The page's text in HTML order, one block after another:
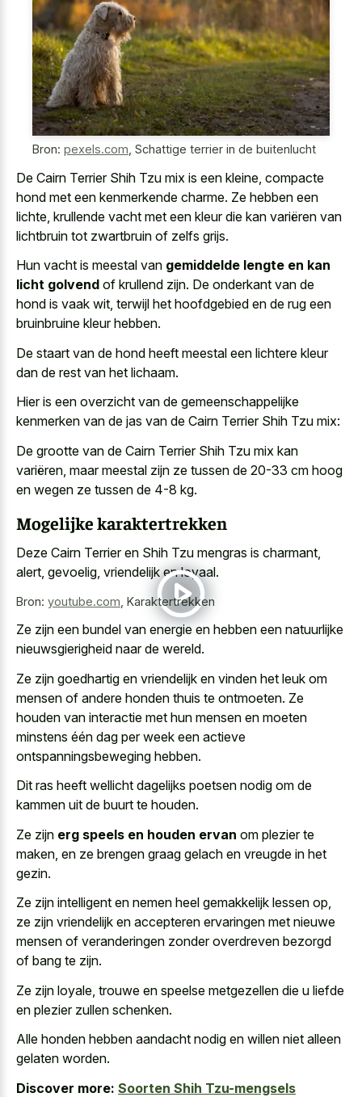
Bron: pexels.com, Schattige terrier in de buitenlucht
De Cairn Terrier Shih Tzu mix is een kleine, compacte
hond met een kenmerkende charme. Ze hebben een
lichte, krullende vacht met een kleur die kan variëren van
lichtbruin tot zwartbruin of zelfs grijs.
Hun vacht is meestal van gemiddelde lengte en kan
licht golvend of krullend zijn. De onderkant van de
hond is vaak wit, terwijl het hoofdgebied en de rug een
bruinbruine kleur hebben.
De staart van de hond heeft meestal een lichtere kleur
dan de rest van het lichaam.
Hier is een overzicht van de gemeenschappelijke
kenmerken van de jas van de Cairn Terrier Shih Tzu mix:
De grootte van de Cairn Terrier Shih Tzu mix kan
variëren, maar meestal zijn ze tussen de 20-33 cm hoog
en wegen ze tussen de 4-8 kg.
Mogelijke karaktertrekken
Deze Cairn Terrier en Shih Tzu mengras is charmant,
alert, gevoelig, vriendelijk en loyaal.
Bron: youtube.com Karaktertrekken
Ze zijn een bundel van energie en hebben een natuurlijke
nieuwsgierigheid naar de wereld.
Ze zijn goedhartig en vriendelijk en vinden het leuk om
mensen of andere honden thuis te ontmoeten. Ze
houden van interactie met hun mensen en moeten
minstens één dag per week een actieve
ontspanningsbeweging hebben.
Dit ras heeft wellicht dagelijks poetsen nodig om de
kammen uit de buurt te houden.
Ze zijn erg speels en houden ervan om plezier te
maken, en ze brengen graag gelach en vreugde in het
gezin.
Ze zijn intelligent en nemen heel gemakkelijk lessen op,
ze zijn vriendelijk en accepteren ervaringen met nieuwe
mensen of veranderingen zonder overdreven bezorgd
of bang te zijn.
Ze zijn loyale, trouwe en speelse metgezellen die u liefde
en plezier zullen schenken.
Alle honden hebben aandacht nodig en willen niet alleen
gelaten worden.
Discover more: Soorten Shih Tzu-mengsels